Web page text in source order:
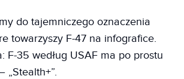
do tajemniczego oznaczenia
towarzyszy F-47 na infografice.
F-35 według USAF ma po prostu
„Stealth+”.